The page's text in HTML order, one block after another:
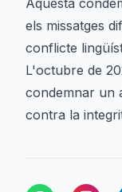
Aquesta
els missatges
conflicte
L'octubre de
condemnar un
contra la